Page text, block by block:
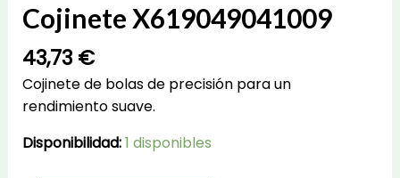
Cojinete X619049041009
43,73 €
Cojinete de bolas de precisión para un
rendimiento suave.
Disponibilidad:1 disponibles